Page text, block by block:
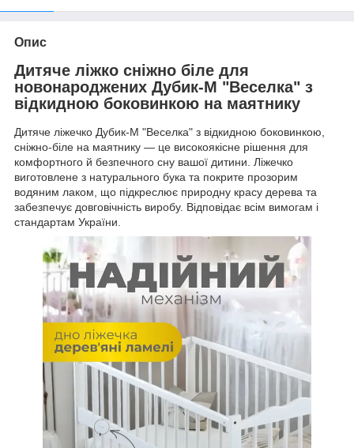
Опис
Дитяче ліжко сніжно біле для
новонароджених Дубик-М "Веселка" з
відкидною боковинкою на маятнику
Дитяче ліжечко Дубик-М "Веселка" з відкидною боковинкою,
сніжно-біле на маятнику — це високоякісне рішення для
комфортного й безпечного сну вашої дитини. Ліжечко
виготовлене з натурального бука та покрите прозорим
водяним лаком, що підкреслює природну красу дерева та
забезпечує довговічність виробу. Відповідає всім вимогам і
стандартам України.